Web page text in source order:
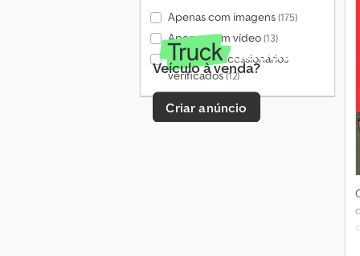
Apenas com imagens(175)
Apenas com vídeo(13)
Apenas concessionários
verificados(12)
Veículo à venda?
Criar anúncio